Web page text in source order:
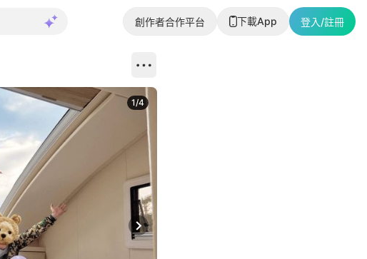
創作者合作平台 下載App 登入/註冊
Next slide
1/4